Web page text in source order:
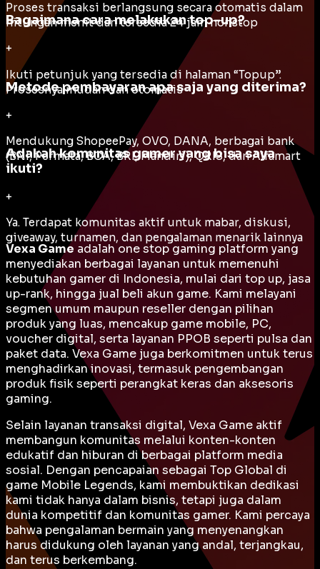
Proses transaksi berlangsung secara otomatis dalam
hitungan menit dan tersedia 24 jam nonstop
Bagaimana cara melakukan top-up?
+
Ikuti petunjuk yang tersedia di halaman “Topup”.
Prosesnya mudah dan otomatis
Metode pembayaran apa saja yang diterima?
+
Mendukung ShopeePay, OVO, DANA, berbagai bank
(BNI, Permata, BCA, BRI, Mandiri), QRIS, dan Alfamart
Adakah komunitas gamer yang bisa saya
ikuti?
+
Ya. Terdapat komunitas aktif untuk mabar, diskusi,
giveaway, turnamen, dan pengalaman menarik lainnya
Vexa Game adalah one stop gaming platform yang
menyediakan berbagai layanan untuk memenuhi
kebutuhan gamer di Indonesia, mulai dari top up, jasa
up-rank, hingga jual beli akun game. Kami melayani
segmen umum maupun reseller dengan pilihan
produk yang luas, mencakup game mobile, PC,
voucher digital, serta layanan PPOB seperti pulsa dan
paket data. Vexa Game juga berkomitmen untuk terus
menghadirkan inovasi, termasuk pengembangan
produk fisik seperti perangkat keras dan aksesoris
gaming.
Selain layanan transaksi digital, Vexa Game aktif
membangun komunitas melalui konten-konten
edukatif dan hiburan di berbagai platform media
sosial. Dengan pencapaian sebagai Top Global di
game Mobile Legends, kami membuktikan dedikasi
kami tidak hanya dalam bisnis, tetapi juga dalam
dunia kompetitif dan komunitas gamer. Kami percaya
bahwa pengalaman bermain yang menyenangkan
harus didukung oleh layanan yang andal, terjangkau,
dan terus berkembang.